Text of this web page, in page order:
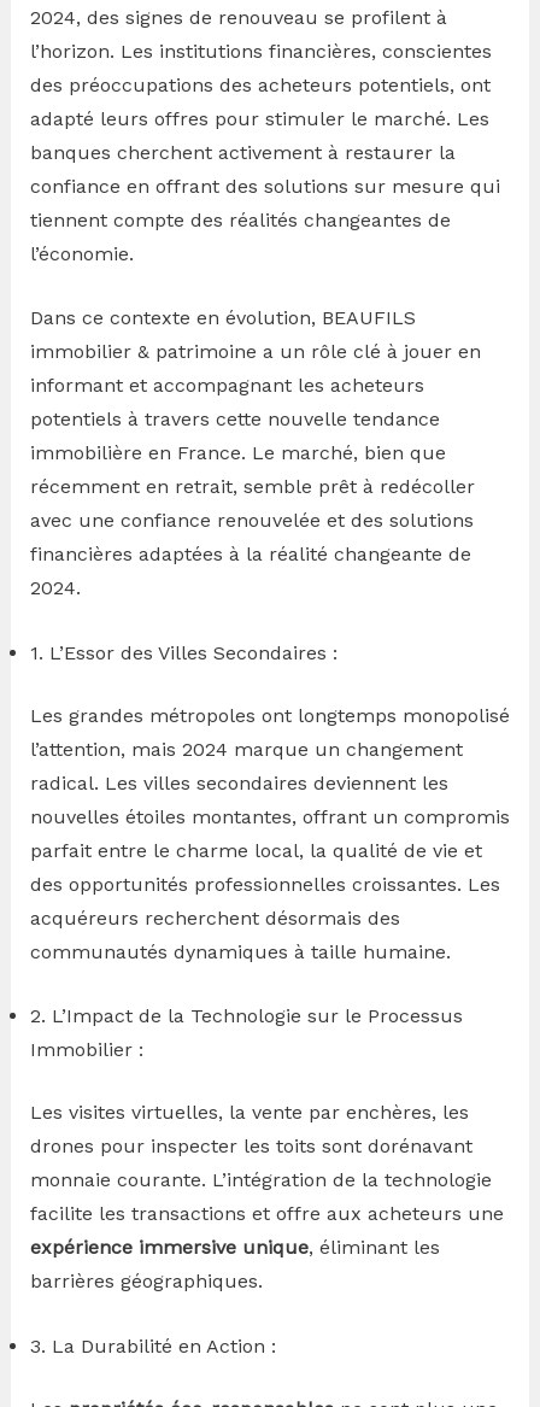
2024, des signes de renouveau se profilent à
l’horizon. Les institutions financières, conscientes
des préoccupations des acheteurs potentiels, ont
adapté leurs offres pour stimuler le marché. Les
banques cherchent activement à restaurer la
confiance en offrant des solutions sur mesure qui
tiennent compte des réalités changeantes de
l’économie.
Dans ce contexte en évolution, BEAUFILS
immobilier & patrimoine a un rôle clé à jouer en
informant et accompagnant les acheteurs
potentiels à travers cette nouvelle tendance
immobilière en France. Le marché, bien que
récemment en retrait, semble prêt à redécoller
avec une confiance renouvelée et des solutions
financières adaptées à la réalité changeante de
2024.
1. L’Essor des Villes Secondaires :
Les grandes métropoles ont longtemps monopolisé
l’attention, mais 2024 marque un changement
radical. Les villes secondaires deviennent les
nouvelles étoiles montantes, offrant un compromis
parfait entre le charme local, la qualité de vie et
des opportunités professionnelles croissantes. Les
acquéreurs recherchent désormais des
communautés dynamiques à taille humaine.
2. L’Impact de la Technologie sur le Processus
Immobilier :
Les visites virtuelles, la vente par enchères, les
drones pour inspecter les toits sont dorénavant
monnaie courante. L’intégration de la technologie
facilite les transactions et offre aux acheteurs une
expérience immersive unique, éliminant les
barrières géographiques.
3. La Durabilité en Action :